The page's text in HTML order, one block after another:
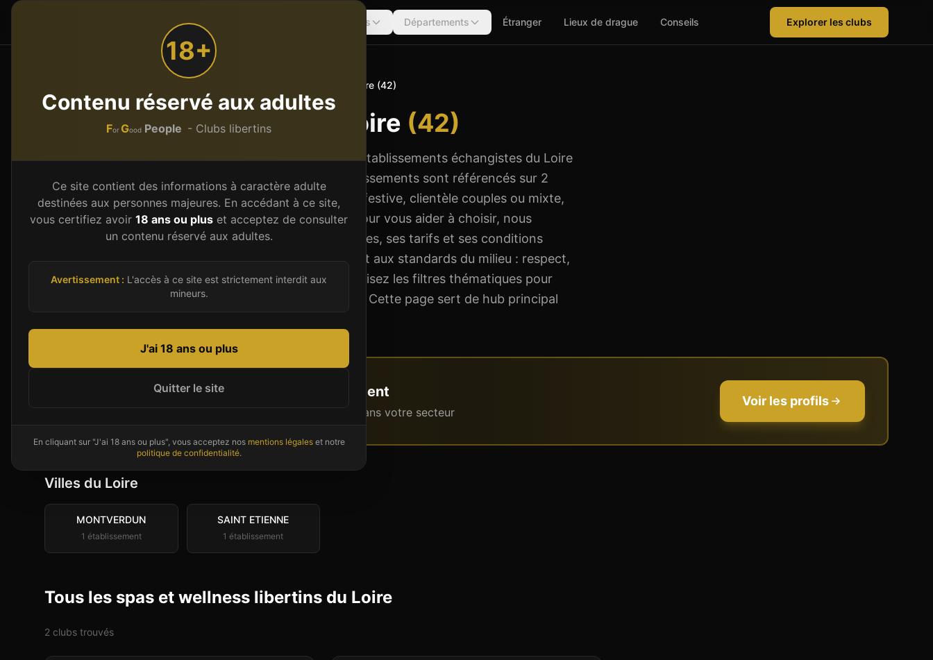
18+
Contenu réservé aux adultes
For Good People - Clubs libertins
Ce site contient des informations à caractère adulte
destinées aux personnes majeures. En accédant à ce site,
vous certifiez avoir 18 ans ou plus et acceptez de consulter
un contenu réservé aux adultes.
Avertissement : L'accès à ce site est strictement interdit aux
mineurs.
J'ai 18 ans ou plus
Quitter le site
En cliquant sur "J'ai 18 ans ou plus", vous acceptez nos mentions légales et notre
politique de confidentialité.
Régions Départements Étranger Lieux de drague Conseils Explorer les clubs
Loire (42)
Spa et hammam libertin Loire (42)
Bienvenue sur notre guide 2026 des clubs libertins et établissements échangistes du Loire
(42), département de Auvergne-Rhône-Alpes. 2 établissements sont référencés sur 2
villes, chacun avec ses spécificités : ambiance chic ou festive, clientèle couples ou mixte,
équipements haut de gamme ou configuration cosy. Pour vous aider à choisir, nous
détaillons pour chaque club ses points forts, ses horaires, ses tarifs et ses conditions
d'entrée. Les établissements libertins du Loire adhèrent aux standards du milieu : respect,
discrétion, consentement. Explorez ville par ville ou utilisez les filtres thématiques pour
découvrir la scène libertine de Auvergne-Rhône-Alpes. Cette page sert de hub principal
Des libertins près de vous attendent
Couples et célibataires disponibles maintenant dans votre secteur
Voir les profils
Villes du Loire
MONTVERDUN
1 établissement
SAINT ETIENNE
1 établissement
Tous les spas et wellness libertins du Loire
2 clubs trouvés